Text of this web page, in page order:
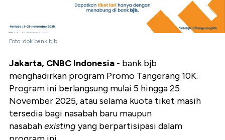
Foto: dok bank bjb
Jakarta, CNBC Indonesia - bank bjb
menghadirkan program Promo Tangerang 10K.
Program ini berlangsung mulai 5 hingga 25
November 2025, atau selama kuota tiket masih
tersedia bagi nasabah baru maupun
nasabahexisting yang berpartisipasi dalam